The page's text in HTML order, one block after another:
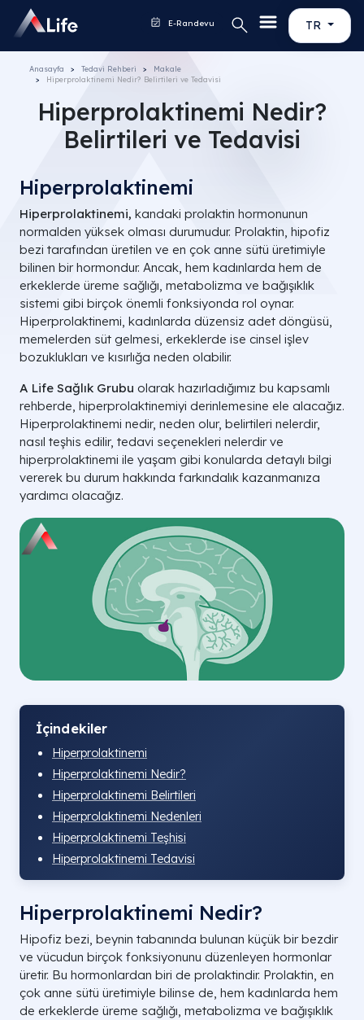
TR
E-Randevu
Anasayfa Tedavi Rehberi
Makale
Hiperprolaktinemi Nedir? Belirtileri ve Tedavisi
Hiperprolaktinemi Nedir?
Belirtileri ve Tedavisi
Hiperprolaktinemi
Hiperprolaktinemi, kandaki prolaktin hormonunun
normalden yüksek olması durumudur. Prolaktin, hipofiz
bezi tarafından üretilen ve en çok anne sütü üretimiyle
bilinen bir hormondur. Ancak, hem kadınlarda hem de
erkeklerde üreme sağlığı, metabolizma ve bağışıklık
sistemi gibi birçok önemli fonksiyonda rol oynar.
Hiperprolaktinemi, kadınlarda düzensiz adet döngüsü,
memelerden süt gelmesi, erkeklerde ise cinsel işlev
bozuklukları ve kısırlığa neden olabilir.
A Life Sağlık Grubu olarak hazırladığımız bu kapsamlı
rehberde, hiperprolaktinemiyi derinlemesine ele alacağız.
Hiperprolaktinemi nedir, neden olur, belirtileri nelerdir,
nasıl teşhis edilir, tedavi seçenekleri nelerdir ve
hiperprolaktinemi ile yaşam gibi konularda detaylı bilgi
vererek bu durum hakkında farkındalık kazanmanıza
yardımcı olacağız.
İçindekiler
Hiperprolaktinemi
Hiperprolaktinemi Nedir?
Hiperprolaktinemi Belirtileri
Hiperprolaktinemi Nedenleri
Hiperprolaktinemi Teşhisi
Hiperprolaktinemi Tedavisi
Hiperprolaktinemi Nedir?
Hipofiz bezi, beynin tabanında bulunan küçük bir bezdir
ve vücudun birçok fonksiyonunu düzenleyen hormonlar
üretir. Bu hormonlardan biri de prolaktindir. Prolaktin, en
çok anne sütü üretimiyle bilinse de, hem kadınlarda hem
de erkeklerde üreme sağlığı, metabolizma ve bağışıklık